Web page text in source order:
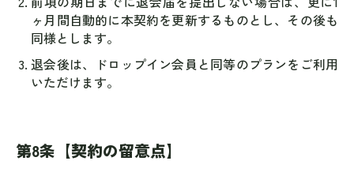
ヶ月間自動的に本契約を更新するものとし、その後も
同様とします。
退会後は、ドロップイン会員と同等のプランをご利用
いただけます。
第8条【契約の留意点】